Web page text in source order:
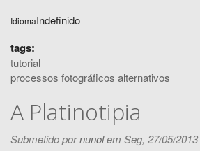
IdiomaIndefinido
tags:
tutorial
processos fotográficos alternativos
A Platinotipia
Submetido pornunolem Seg, 27/05/